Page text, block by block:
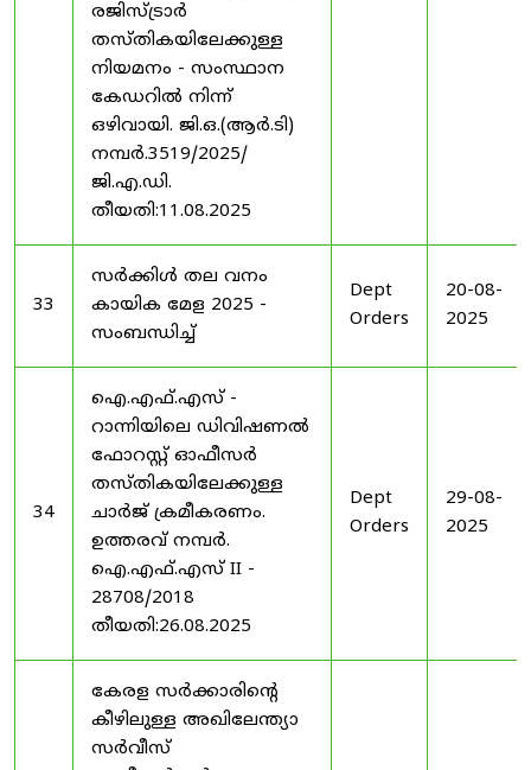
രജിസ്ട്രാർ
തസ്തികയിലേക്കുള്ള
നിയമനം - സംസ്ഥാന
കേഡറിൽ നിന്ന്
ഒഴിവായി. ജി.ഒ.(ആർ.ടി)
നമ്പർ.3519/2025/
ജി.എ.ഡി.
തീയതി:11.08.2025
33
സർക്കിൾ തല വനം
കായിക മേള 2025 -
സംബന്ധിച്ച്
Dept
Orders
20-08-
2025
34
ഐ.എഫ്.എസ് -
റാന്നിയിലെ ഡിവിഷണൽ
ഫോറസ്റ്റ് ഓഫീസർ
തസ്തികയിലേക്കുള്ള
ചാർജ് ക്രമീകരണം.
ഉത്തരവ് നമ്പർ.
ഐ.എഫ്.എസ് II -
28708/2018
തീയതി:26.08.2025
Dept
Orders
29-08-
2025
കേരള സർക്കാരിന്റെ
കീഴിലുള്ള അഖിലേന്ത്യാ
സർവീസ്